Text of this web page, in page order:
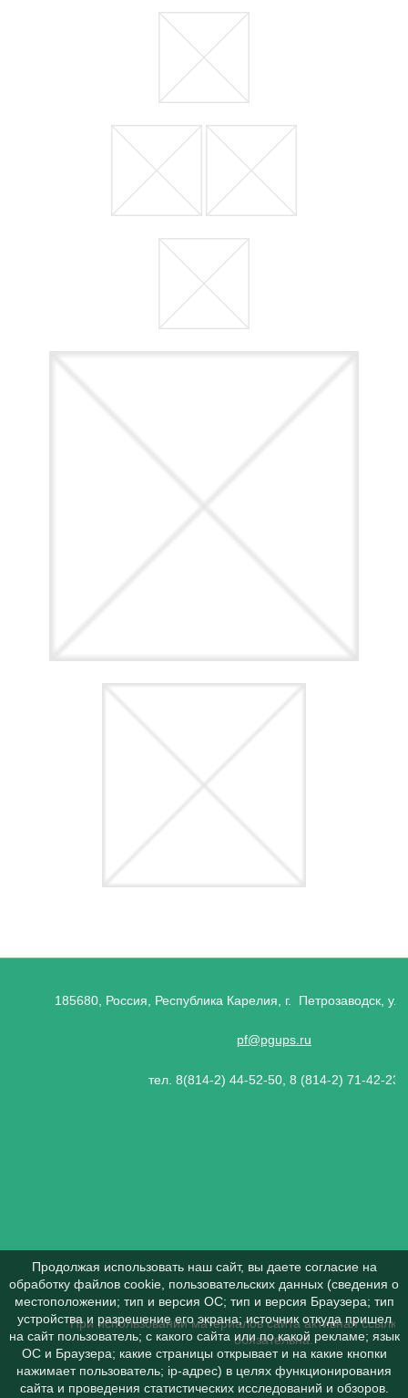
185680, Россия, Республика Карелия, г. Петрозаводск,
pf@pgups.ru
тел. 8(814-2) 44-52-50, 8 (814-2) 71-42-23
При использовании материалов сайта активная ссылка
обязательна.
Продолжая использовать наш сайт, вы даете согласие на
обработку файлов cookie, пользовательских данных (сведения о
местоположении; тип и версия ОС; тип и версия Браузера; тип
устройства и разрешение его экрана; источник откуда пришел
на сайт пользователь; с какого сайта или по какой рекламе; язык
ОС и Браузера; какие страницы открывает и на какие кнопки
нажимает пользователь; ip-адрес) в целях функционирования
сайта и проведения статистических исследований и обзоров.